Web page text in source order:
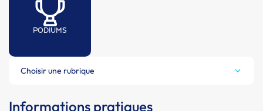
PODIUMS
Choisir une rubrique
Informations pratiques